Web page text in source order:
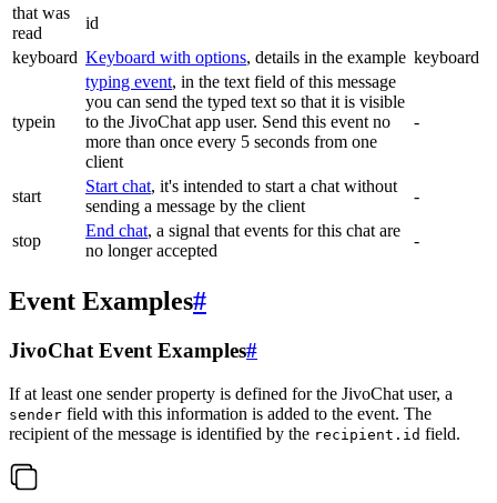
that was
read
id
keyboard Keyboard with options, details in the example keyboard
typein
typing event, in the text field of this message
you can send the typed text so that it is visible
to the JivoChat app user. Send this event no
more than once every 5 seconds from one
client
-
start
Start chat, it's intended to start a chat without
sending a message by the client
-
stop
End chat, a signal that events for this chat are
no longer accepted
-
Event Examples#
JivoChat Event Examples#
If at least one sender property is defined for the JivoChat user, a
sender field with this information is added to the event. The
recipient of the message is identified by the recipient.id field.